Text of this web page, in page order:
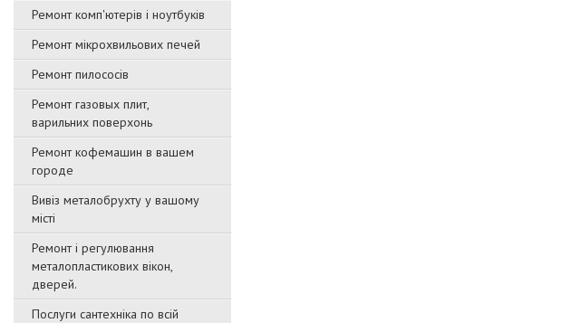
Ремонт комп'ютерів і ноутбуків
Ремонт мікрохвильових печей
Ремонт пилососів
Ремонт газовых плит,
варильних поверхонь
Ремонт кофемашин в вашем
городе
Вивіз металобрухту у вашому
місті
Ремонт і регулювання
металопластикових вікон,
дверей.
Послуги сантехніка по всій